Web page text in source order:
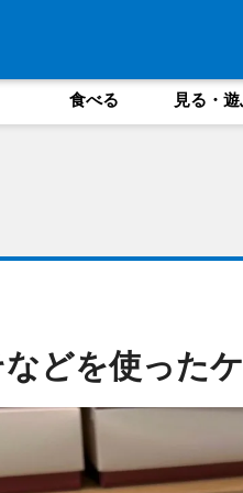
食べる 見る・
どを使った